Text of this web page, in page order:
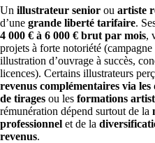
Un illustrateur senior ou artiste
d’une grande liberté tarifaire.
4 000 € à 6 000 € brut par mois,
projets à forte notoriété
illustration d’ouvrage à succès,
licences). Certains illustrateurs
revenus complémentaires via
de tirages ou les formations
rémunération dépend surtout de la
professionnel et de la
revenus.